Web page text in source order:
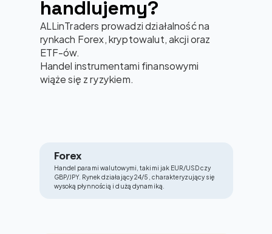
handlujemy?
ALLinTraders prowadzi działalność na
rynkach Forex, kryptowalut, akcji oraz
ETF-ów.
Handel instrumentami finansowymi
wiąże się z ryzykiem.
Forex
Handel parami walutowymi, takimi jak EUR/USD czy
GBP/JPY. Rynek działający 24/5, charakteryzujący się
wysoką płynnością i dużą dynamiką.